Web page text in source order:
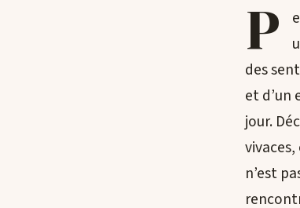
P
des
et d’un
jour.
n’est